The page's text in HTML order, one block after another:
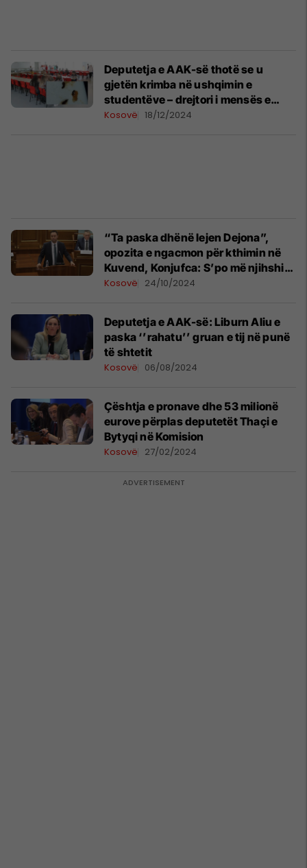
Deputetja e AAK-së thotë se u
gjetën krimba në ushqimin e
studentëve – drejtori i mensës e
mohon, i quan lajme të orkestruara
Kosovë 18/12/2024
“Ta paska dhënë lejen Dejona”,
opozita e ngacmon për kthimin në
Kuvend, Konjufca: S’po më njihshi
bash mirë
Kosovë 24/10/2024
Deputetja e AAK-së: Liburn Aliu e
paska ‘’rahatu’’ gruan e tij në punë
të shtetit
Kosovë 06/08/2024
Çështja e pronave dhe 53 milionë
eurove përplas deputetët Thaçi e
Bytyqi në Komision
Kosovë 27/02/2024